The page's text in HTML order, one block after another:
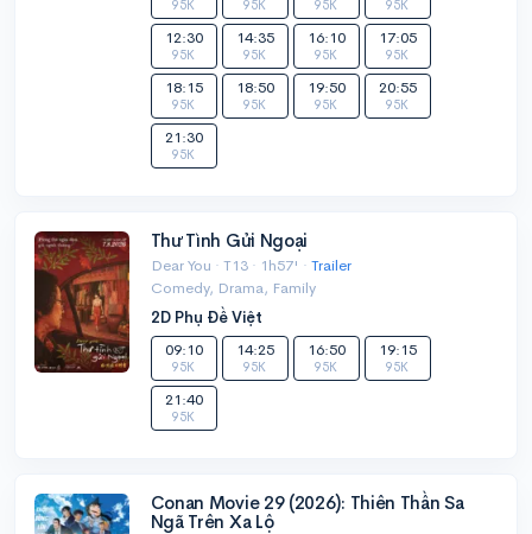
95K 95K 95K 95K
12:30
95K
14:35
95K
16:10
95K
17:05
95K
18:15
95K
18:50
95K
19:50
95K
20:55
95K
21:30
95K
Thư Tình Gửi Ngoại
Dear You · T13 · 1h57' · Trailer
Comedy, Drama, Family
2D Phụ Đề Việt
09:10
95K
14:25
95K
16:50
95K
19:15
95K
21:40
95K
Conan Movie 29 (2026): Thiên Thần Sa
Ngã Trên Xa Lộ